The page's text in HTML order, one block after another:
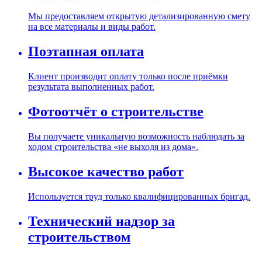
Мы предоставляем открытую детализированную смету
на все материалы и виды работ.
Поэтапная оплата
Клиент производит оплату только после приёмки
результата выполненных работ.
Фотоотчёт о строительстве
Вы получаете уникальную возможность наблюдать за
ходом строительства «не выходя из дома».
Высокое качество работ
Используется труд только квалифицированных бригад.
Технический надзор за
строительством